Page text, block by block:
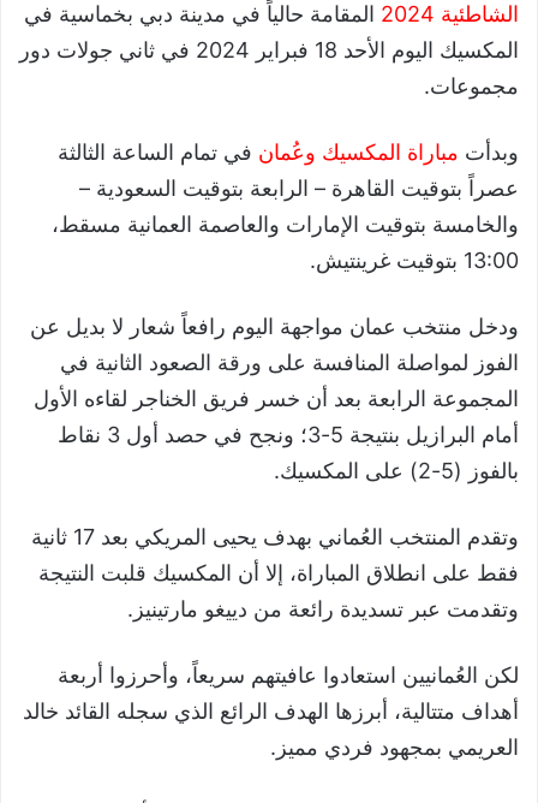
الشاطئية 2024
المقامة حالياً في مدينة دبي بخماسية في
المكسيك اليوم الأحد 18 فبراير 2024 في ثاني جولات دور
مجموعات.
وبدأت مباراة المكسيك وعُمان في تمام الساعة الثالثة
عصراً بتوقيت القاهرة – الرابعة بتوقيت السعودية –
والخامسة بتوقيت الإمارات والعاصمة العمانية مسقط،
13:00 بتوقيت غرينتيش.
ودخل منتخب عمان مواجهة اليوم رافعاً شعار لا بديل عن
الفوز لمواصلة المنافسة على ورقة الصعود الثانية في
المجموعة الرابعة بعد أن خسر فريق الخناجر لقاءه الأول
أمام البرازيل بنتيجة 5-3؛ ونجح في حصد أول 3 نقاط
بالفوز (5-2) على المكسيك.
وتقدم المنتخب العُماني بهدف يحيى المريكي بعد 17 ثانية
فقط على انطلاق المباراة، إلا أن المكسيك قلبت النتيجة
وتقدمت عبر تسديدة رائعة من دييغو مارتينيز.
لكن العُمانيين استعادوا عافيتهم سريعاً، وأحرزوا أربعة
أهداف متتالية، أبرزها الهدف الرائع الذي سجله القائد خالد
العريمي بمجهود فردي مميز.